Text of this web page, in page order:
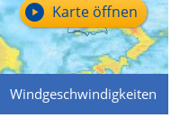
Windgeschwindigkeiten
Karte öffnen